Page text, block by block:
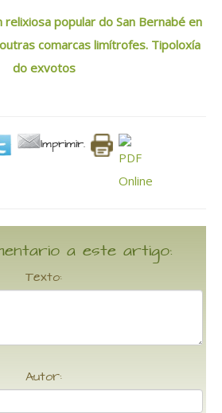
relixiosa popular do San Bernabé en
comarcas limítrofes. Tipoloxía
do exvotos
Imprimir.
a este artigo:
Texto:
Autor: